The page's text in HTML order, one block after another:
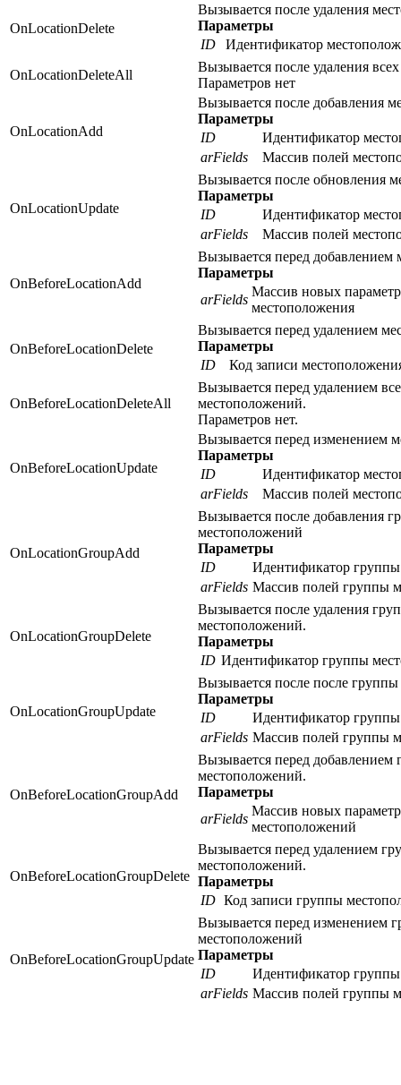
OnLocationDelete
Вызывается после удаления
Параметры
ID
Идентификатор
OnLocationDeleteAll
Вызывается после удаления
Параметров нет
OnLocationAdd
Вызывается после добавления
Параметры
ID
Идентификатор
arFields
Массив полей
OnLocationUpdate
Вызывается после обновления
Параметры
ID
Идентификатор
arFields
Массив полей
OnBeforeLocationAdd
Вызывается перед добавлением
Параметры
arFields
Массив новых
местоположения
OnBeforeLocationDelete
Вызывается перед удалением
Параметры
ID
Код записи
OnBeforeLocationDeleteAll
Вызывается перед удалением
местоположений.
Параметров нет.
OnBeforeLocationUpdate
Вызывается перед изменением
Параметры
ID
Идентификатор
arFields
Массив полей
OnLocationGroupAdd
Вызывается после добавления
местоположений
Параметры
ID
Идентификатор
arFields Массив полей группы
OnLocationGroupDelete
Вызывается после удаления
местоположений.
Параметры
ID Идентификатор группы
OnLocationGroupUpdate
Вызывается после после
Параметры
ID
Идентификатор
arFields Массив полей группы
OnBeforeLocationGroupAdd
Вызывается перед добавлением
местоположений.
Параметры
arFields
Массив новых
местоположений
OnBeforeLocationGroupDelete
Вызывается перед удалением
местоположений.
Параметры
ID Код записи группы
OnBeforeLocationGroupUpdate
Вызывается перед изменением
местоположений
Параметры
ID
Идентификатор
arFields Массив полей группы